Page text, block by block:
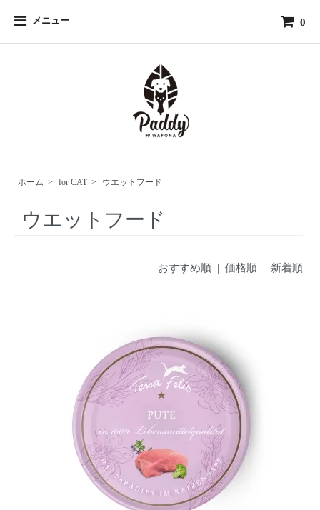
メニュー 0
ホーム > for CAT > ウエットフード
ウエットフード
おすすめ順 | 価格順| 新着順